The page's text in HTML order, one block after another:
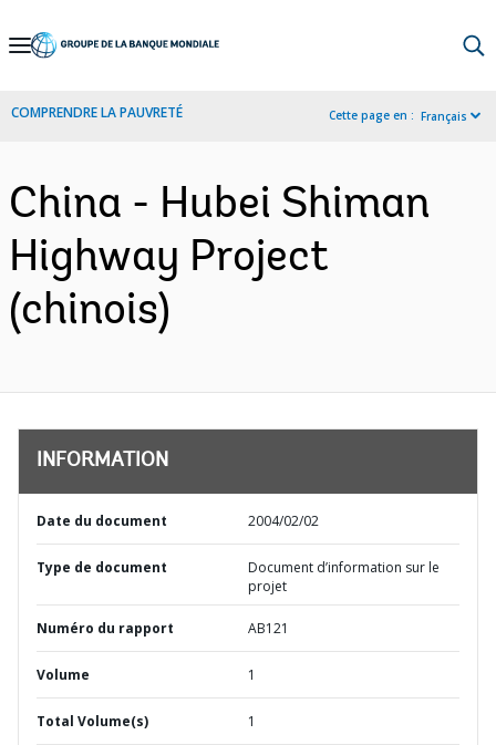
Skip
Navigation
COMPRENDRE LA PAUVRETÉ Cette page en : Français
China - Hubei Shiman
Highway Project
(chinois)
INFORMATION
Date du document 2004/02/02
Type de document
Document d’information sur le
projet
Numéro du rapport AB121
Volume 1
Total Volume(s) 1